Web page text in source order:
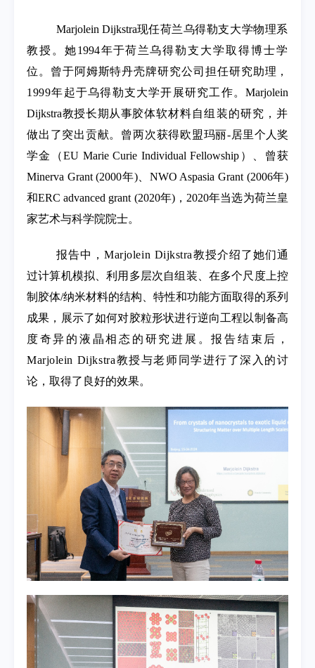
Marjolein Dijkstra现任荷兰乌得勒支大学物理系
教授。她1994年于荷兰乌得勒支大学取得博士学
位。曾于阿姆斯特丹壳牌研究公司担任研究助理，
1999年起于乌得勒支大学开展研究工作。Marjolein
Dijkstra教授长期从事胶体软材料自组装的研究，并
做出了突出贡献。曾两次获得欧盟玛丽-居里个人奖
学金（EU Marie Curie Individual Fellowship）、曾获
Minerva Grant (2000年)、NWO Aspasia Grant (2006年)
和ERC advanced grant (2020年)，2020年当选为荷兰皇
家艺术与科学院院士。
报告中，Marjolein Dijkstra教授介绍了她们通
过计算机模拟、利用多层次自组装、在多个尺度上控
制胶体/纳米材料的结构、特性和功能方面取得的系列
成果，展示了如何对胶粒形状进行逆向工程以制备高
度奇异的液晶相态的研究进展。报告结束后，
Marjolein Dijkstra教授与老师同学进行了深入的讨
论，取得了良好的效果。